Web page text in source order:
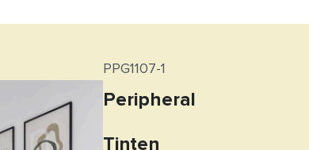
PPG1107-1
Peripheral
Tinten